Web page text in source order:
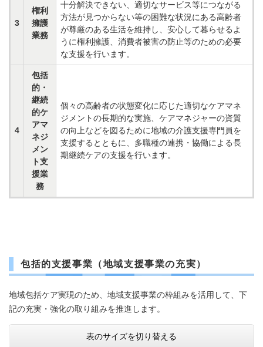
3
権利
擁護
業務
十分解決できない、適切なサービス等につながる
方法が見つからない等の困難な状況にある高齢者
が尊厳のある生活を維持し、安心して暮らせるよ
うに権利擁護、消費者被害の防止等のための必要
な支援を行います。
4
包括
的・
継続
的ケ
アマ
ネジ
メン
ト支
援業
務
個々の高齢者の状態変化に応じた適切なケアマネ
ジメントの長期的な実施、ケアマネジャーの資質
の向上などを図るために地域の介護支援専門員を
支援するとともに、多職種の連携・協働による長
期継続ケアの支援を行います。
包括的支援事業（地域支援事業の充実）
地域包括ケア実現のため、地域支援事業の枠組みを活用して、下
記の充実・強化の取り組みを推進します。
表のサイズを切り替える